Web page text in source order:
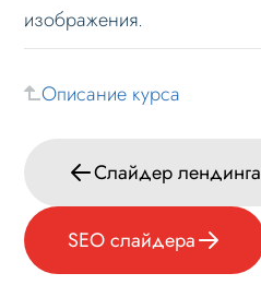
изображения.
Описание курса
Слайдер лендинга
SEO слайдера